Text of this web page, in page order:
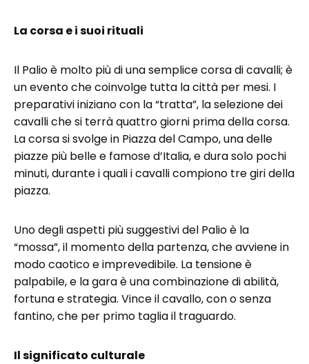
La corsa e i suoi rituali
Il Palio è molto più di una semplice corsa di cavalli; è
un evento che coinvolge tutta la città per mesi. I
preparativi iniziano con la “tratta”, la selezione dei
cavalli che si terrà quattro giorni prima della corsa.
La corsa si svolge in Piazza del Campo, una delle
piazze più belle e famose d’Italia, e dura solo pochi
minuti, durante i quali i cavalli compiono tre giri della
piazza.
Uno degli aspetti più suggestivi del Palio è la
“mossa”, il momento della partenza, che avviene in
modo caotico e imprevedibile. La tensione è
palpabile, e la gara è una combinazione di abilità,
fortuna e strategia. Vince il cavallo, con o senza
fantino, che per primo taglia il traguardo.
Il significato culturale